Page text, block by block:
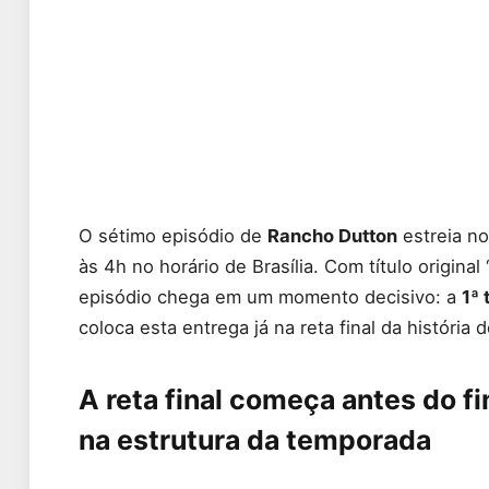
O sétimo episódio de Rancho Dutton estreia
às 4h no horário de Brasília. Com título
episódio chega em um momento decisivo: a 1ª
coloca esta entrega já na reta final da história
A reta final começa antes do
na estrutura da temporada